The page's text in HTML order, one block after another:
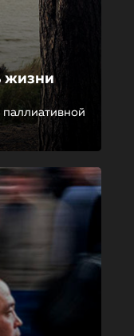
жизни